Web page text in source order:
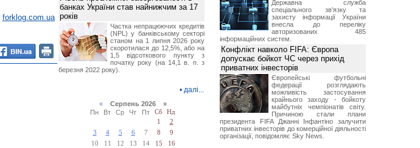
forklog.com.ua
банках України став найнижчим за 17
років
Частка непрацюючих кредитів
(NPL) у банківському секторі
станом на 1 липня 2026 року
скоротилася до 12,5%, або на
1,5 відсоткового пункту з
початку року (на 14,1 в. п. з
березня 2022 року).
• далі...
«Серпень 2026 »
Пн
Вт Ср Чт Пт Сб
Нд
1
2
3
4 5 6 7 8
9
10
11 12 13 14 15 16
Державна служба
спеціального зв'язку та
захисту інформації України
внесла до переліку
авторизованих 485
інформаційних систем.
Конфлікт навколо FIFA: Європа
допускає бойкот ЧС через прихід
приватних інвесторів
Європейські футбольні
федерації розглядають
можливість застосування
крайнього заходу - бойкоту
майбутніх чемпіонатів світу.
Причиною стали плани
президента FIFA Джанні Інфантіно залучити
приватних інвесторів до комерційної діяльності
організації, повідомляє Sky News.